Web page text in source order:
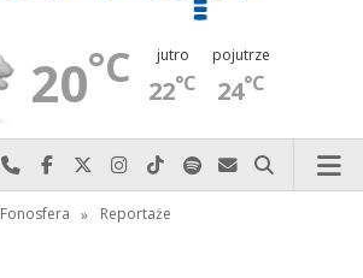
20°C jutro
22°C
pojutrze
24°C
Najlepiej po prostu do nas zadzwoń
Odwiedź nas na Facebook-u
Odwiedź nas na X
Odwiedź nas na Instagram-ie
Odwiedź nas na TikTok-u
Szukaj nas na Spotify
Wyślij do nas
Szukaj
Fonosfera » Reportaże